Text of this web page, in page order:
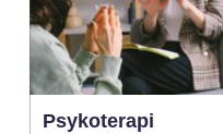
Psykoterapi